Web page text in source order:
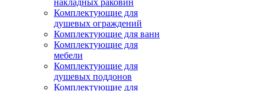
накладных раковин
Комплектующие для
душевых ограждений
Комплектующие для ванн
Комплектующие для
мебели
Комплектующие для
душевых поддонов
Комплектующие для